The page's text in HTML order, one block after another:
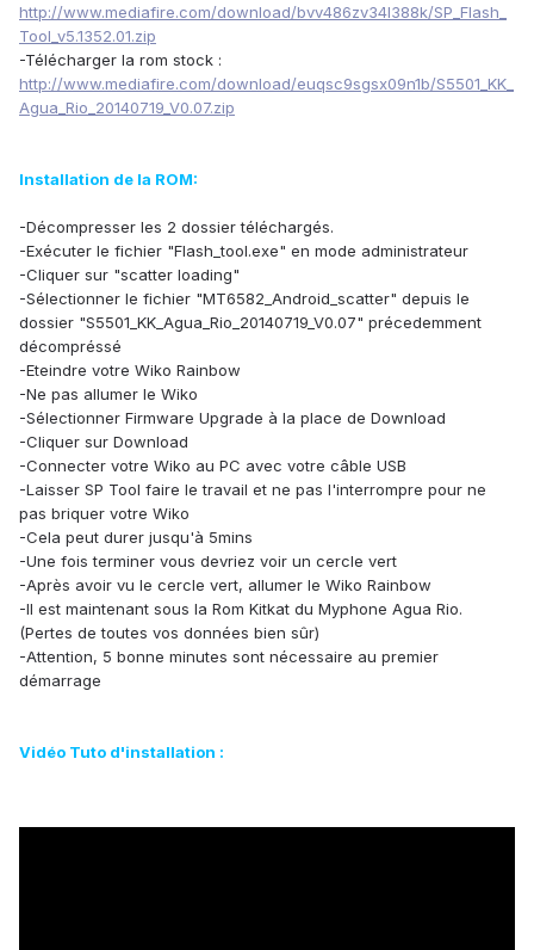
http://www.mediafire.com/download/bvv486zv34l388k/SP_Flash_
Tool_v5.1352.01.zip
-Télécharger la rom stock :
http://www.mediafire.com/download/euqsc9sgsx09n1b/S5501_KK_
Agua_Rio_20140719_V0.07.zip
Installation de la ROM:
-Décompresser les 2 dossier téléchargés.
-Exécuter le fichier "Flash_tool.exe" en mode administrateur
-Cliquer sur "scatter loading"
-Sélectionner le fichier "MT6582_Android_scatter" depuis le
dossier "S5501_KK_Agua_Rio_20140719_V0.07" précedemment
décompréssé
-Eteindre votre Wiko Rainbow
-Ne pas allumer le Wiko
-Sélectionner Firmware Upgrade à la place de Download
-Cliquer sur Download
-Connecter votre Wiko au PC avec votre câble USB
-Laisser SP Tool faire le travail et ne pas l'interrompre pour ne
pas briquer votre Wiko
-Cela peut durer jusqu'à 5mins
-Une fois terminer vous devriez voir un cercle vert
-Après avoir vu le cercle vert, allumer le Wiko Rainbow
-Il est maintenant sous la Rom Kitkat du Myphone Agua Rio.
(Pertes de toutes vos données bien sûr)
-Attention, 5 bonne minutes sont nécessaire au premier
démarrage
Vidéo Tuto d'installation :